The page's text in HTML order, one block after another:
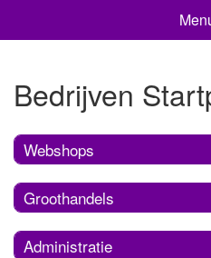
Bedrijven
Webshops
Groothandels
Administratie